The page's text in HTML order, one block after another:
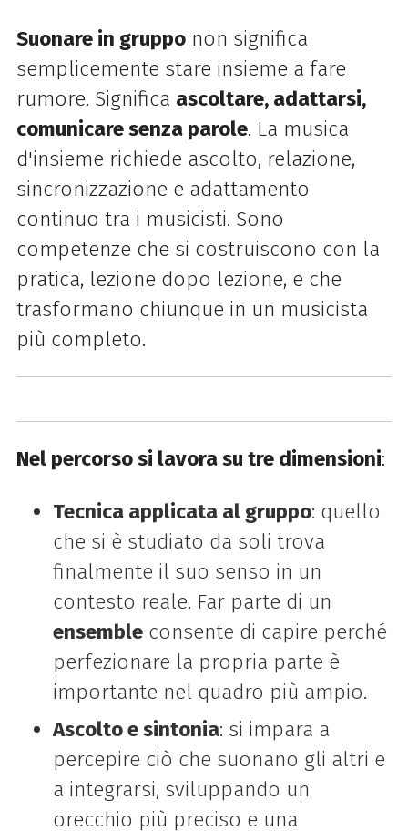
Suonare in grupponon significa
semplicemente stare insieme a fare
rumore. Significa ascoltare, adattarsi,
comunicare senza parole. La musica
d'insieme richiede ascolto, relazione,
sincronizzazione e adattamento
continuo tra i musicisti. Sono
competenze che si costruiscono con la
pratica, lezione dopo lezione, e che
trasformano chiunque in un musicista
più completo.
Nel percorso si lavora su tre dimensioni:
Tecnica applicata al gruppo: quello
che si è studiato da soli trova
finalmente il suo senso in un
contesto reale. Far parte di un
ensembleconsente di capire perché
perfezionare la propria parte è
importante nel quadro più ampio.
Ascolto e sintonia: si impara a
percepire ciò che suonano gli altri e
a integrarsi, sviluppando un
orecchio più preciso e una